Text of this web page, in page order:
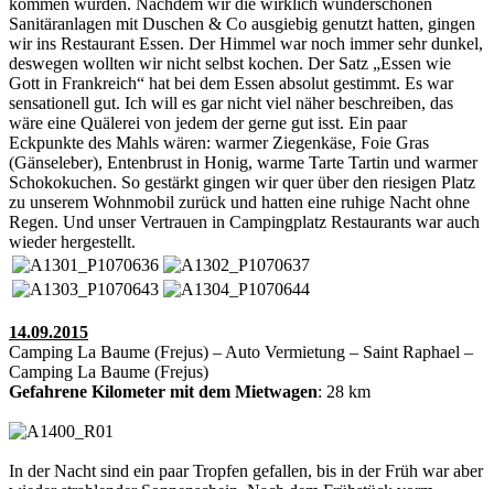
Sanitäranlagen mit Duschen & Co ausgiebig genutzt hatten, gingen
wir ins Restaurant Essen. Der Himmel war noch immer sehr dunkel,
deswegen wollten wir nicht selbst kochen. Der Satz „Essen wie
Gott in Frankreich“ hat bei dem Essen absolut gestimmt. Es war
sensationell gut. Ich will es gar nicht viel näher beschreiben, das
wäre eine Quälerei von jedem der gerne gut isst. Ein paar
Eckpunkte des Mahls wären: warmer Ziegenkäse, Foie Gras
(Gänseleber), Entenbrust in Honig, warme Tarte Tartin und warmer
Schokokuchen. So gestärkt gingen wir quer über den riesigen Platz
zu unserem Wohnmobil zurück und hatten eine ruhige Nacht ohne
Regen. Und unser Vertrauen in Campingplatz Restaurants war auch
wieder hergestellt.
14.09.2015
Camping La Baume (Frejus) – Auto Vermietung – Saint Raphael –
Camping La Baume (Frejus)
Gefahrene Kilometer mit dem Mietwagen: 28 km
In der Nacht sind ein paar Tropfen gefallen, bis in der Früh war aber